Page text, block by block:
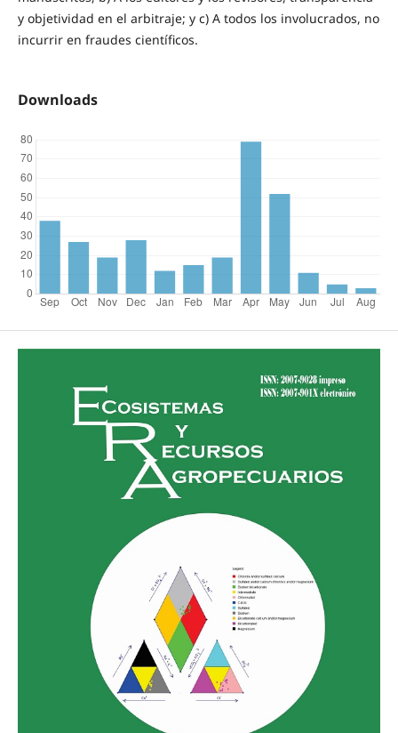
y objetividad en el arbitraje; y c) A todos los involucrados, no
incurrir en fraudes científicos.
Downloads